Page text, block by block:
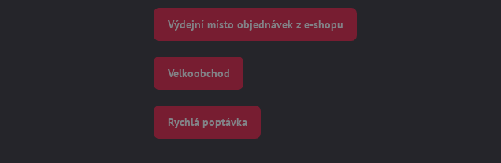
Výdejní místo objednávek z e-shopu
Velkoobchod
Rychlá poptávka